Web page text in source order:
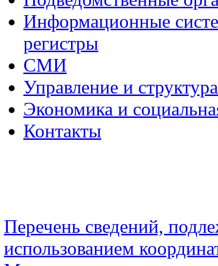
Информационные
регистры
СМИ
Управление и
Экономика и
Контакты
Перечень сведений,
использованием